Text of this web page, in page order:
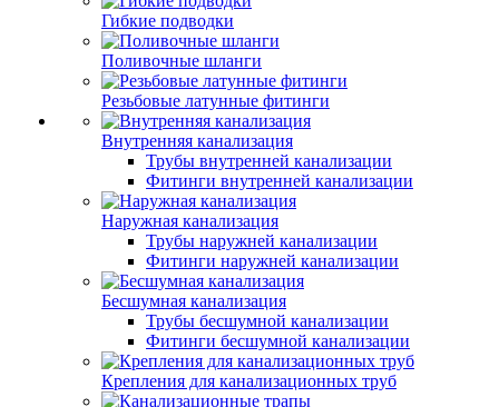
Гибкие подводки
Поливочные шланги
Резьбовые латунные фитинги
Внутренняя канализация
Трубы внутренней канализации
Фитинги внутренней канализации
Наружная канализация
Трубы наружней канализации
Фитинги наружней канализации
Бесшумная канализация
Трубы бесшумной канализации
Фитинги бесшумной канализации
Крепления для канализационных труб